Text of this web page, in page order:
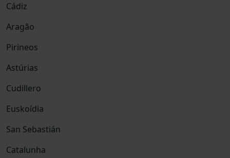
Cádiz
Aragão
Pirineos
Astúrias
Cudillero
Euskoídia
San Sebastián
Catalunha